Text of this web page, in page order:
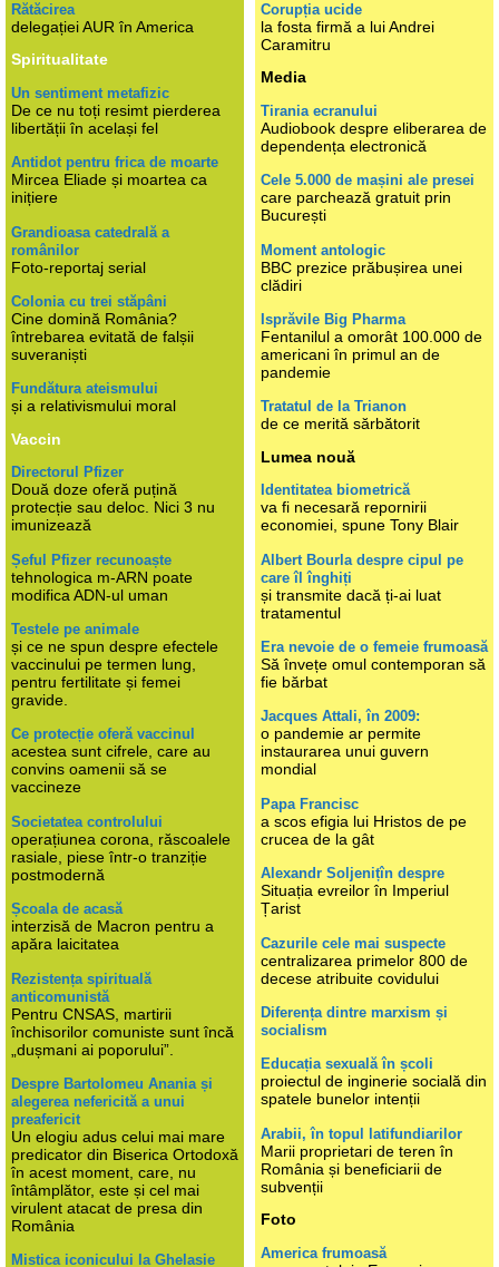
Rătăcirea
delegației AUR în America
Spiritualitate
Un sentiment metafizic
De ce nu toți resimt pierderea
libertății în același fel
Antidot pentru frica de moarte
Mircea Eliade și moartea ca
inițiere
Grandioasa catedrală a
românilor
Foto-reportaj serial
Colonia cu trei stăpâni
Cine domină România?
întrebarea evitată de falșii
suveraniști
Fundătura ateismului
și a relativismului moral
Vaccin
Directorul Pfizer
Două doze oferă puțină
protecție sau deloc. Nici 3 nu
imunizează
Șeful Pfizer recunoaște
tehnologica m-ARN poate
modifica ADN-ul uman
Testele pe animale
și ce ne spun despre efectele
vaccinului pe termen lung,
pentru fertilitate și femei
gravide.
Ce protecție oferă vaccinul
acestea sunt cifrele, care au
convins oamenii să se
vaccineze
Societatea controlului
operațiunea corona, răscoalele
rasiale, piese într-o tranziție
postmodernă
Școala de acasă
interzisă de Macron pentru a
apăra laicitatea
Rezistența spirituală
anticomunistă
Pentru CNSAS, martirii
închisorilor comuniste sunt încă
„dușmani ai poporului”.
Despre Bartolomeu Anania și
alegerea nefericită a unui
preafericit
Un elogiu adus celui mai mare
predicator din Biserica Ortodoxă
în acest moment, care, nu
întâmplător, este și cel mai
virulent atacat de presa din
România
Mistica iconicului la Ghelasie
Corupția ucide
la fosta firmă a lui Andrei
Caramitru
Media
Tirania ecranului
Audiobook despre eliberarea de
dependența electronică
Cele 5.000 de mașini ale presei
care parchează gratuit prin
București
Moment antologic
BBC prezice prăbușirea unei
clădiri
Isprăvile Big Pharma
Fentanilul a omorât 100.000 de
americani în primul an de
pandemie
Tratatul de la Trianon
de ce merită sărbătorit
Lumea nouă
Identitatea biometrică
va fi necesară repornirii
economiei, spune Tony Blair
Albert Bourla despre cipul pe
care îl înghiți
și transmite dacă ți-ai luat
tratamentul
Era nevoie de o femeie frumoasă
Să învețe omul contemporan să
fie bărbat
Jacques Attali, în 2009:
o pandemie ar permite
instaurarea unui guvern
mondial
Papa Francisc
a scos efigia lui Hristos de pe
crucea de la gât
Alexandr Soljenițîn despre
Situația evreilor în Imperiul
Țarist
Cazurile cele mai suspecte
centralizarea primelor 800 de
decese atribuite covidului
Diferența dintre marxism și
socialism
Educația sexuală în școli
proiectul de inginerie socială din
spatele bunelor intenții
Arabii, în topul latifundiarilor
Marii proprietari de teren în
România și beneficiarii de
subvenții
Foto
America frumoasă